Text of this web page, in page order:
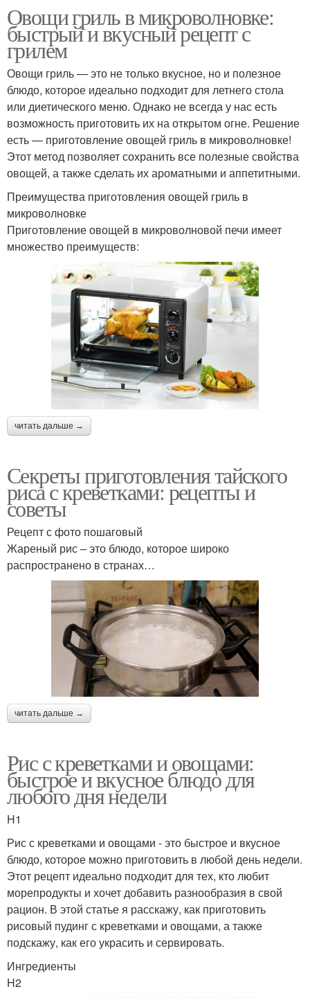
Овощи гриль в микроволновке:
быстрый и вкусный рецепт с
грилем
Овощи гриль — это не только вкусное, но и полезное
блюдо, которое идеально подходит для летнего стола
или диетического меню. Однако не всегда у нас есть
возможность приготовить их на открытом огне. Решение
есть — приготовление овощей гриль в микроволновке!
Этот метод позволяет сохранить все полезные свойства
овощей, а также сделать их ароматными и аппетитными.
Преимущества приготовления овощей гриль в
микроволновке
Приготовление овощей в микроволновой печи имеет
множество преимуществ:
читать дальше →
Секреты приготовления тайского
риса с креветками: рецепты и
советы
Рецепт с фото пошаговый
Жареный рис – это блюдо, которое широко
распространено в странах…
читать дальше →
Рис с креветками и овощами:
быстрое и вкусное блюдо для
любого дня недели
H1
Рис с креветками и овощами - это быстрое и вкусное
блюдо, которое можно приготовить в любой день недели.
Этот рецепт идеально подходит для тех, кто любит
морепродукты и хочет добавить разнообразия в свой
рацион. В этой статье я расскажу, как приготовить
рисовый пудинг с креветками и овощами, а также
подскажу, как его украсить и сервировать.
Ингредиенты
H2